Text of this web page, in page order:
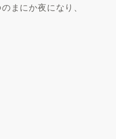
まにか夜になり、